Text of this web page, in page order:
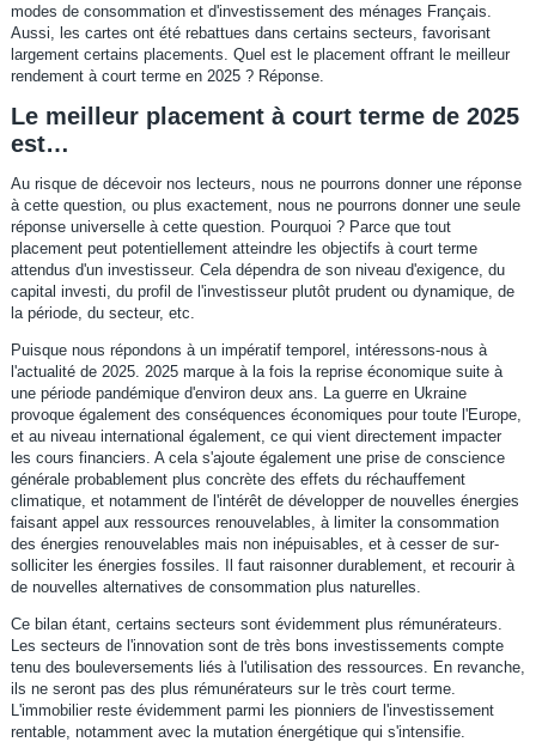
modes de consommation et d'investissement des ménages Français.
Aussi, les cartes ont été rebattues dans certains secteurs, favorisant
largement certains placements. Quel est le placement offrant le meilleur
rendement à court terme en 2025 ? Réponse.
Le meilleur placement à court terme de 2025
est…
Au risque de décevoir nos lecteurs, nous ne pourrons donner une réponse
à cette question, ou plus exactement, nous ne pourrons donner une seule
réponse universelle à cette question. Pourquoi ? Parce que tout
placement peut potentiellement atteindre les objectifs à court terme
attendus d'un investisseur. Cela dépendra de son niveau d'exigence, du
capital investi, du profil de l'investisseur plutôt prudent ou dynamique, de
la période, du secteur, etc.
Puisque nous répondons à un impératif temporel, intéressons-nous à
l'actualité de 2025. 2025 marque à la fois la reprise économique suite à
une période pandémique d'environ deux ans. La guerre en Ukraine
provoque également des conséquences économiques pour toute l'Europe,
et au niveau international également, ce qui vient directement impacter
les cours financiers. A cela s'ajoute également une prise de conscience
générale probablement plus concrète des effets du réchauffement
climatique, et notamment de l'intérêt de développer de nouvelles énergies
faisant appel aux ressources renouvelables, à limiter la consommation
des énergies renouvelables mais non inépuisables, et à cesser de sur-
solliciter les énergies fossiles. Il faut raisonner durablement, et recourir à
de nouvelles alternatives de consommation plus naturelles.
Ce bilan étant, certains secteurs sont évidemment plus rémunérateurs.
Les secteurs de l'innovation sont de très bons investissements compte
tenu des bouleversements liés à l'utilisation des ressources. En revanche,
ils ne seront pas des plus rémunérateurs sur le très court terme.
L'immobilier reste évidemment parmi les pionniers de l'investissement
rentable, notamment avec la mutation énergétique qui s'intensifie.